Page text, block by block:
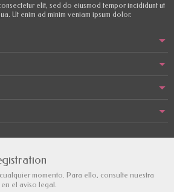
elit, sed do eiusmod tempor incididunt ut
Ut enim ad minim veniam ipsum dolor.
momento. Para ello, consulte nuestra
el aviso legal.